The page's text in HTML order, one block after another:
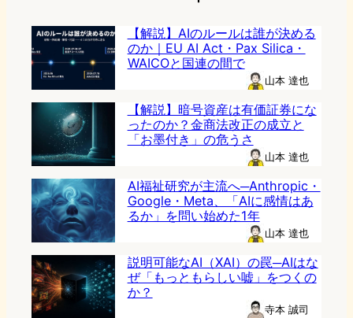
【解説】AIのルールは誰が決める
のか｜EU AI Act・Pax Silica・
WAICOと国連の間で
山本 達也
【解説】暗号資産は有価証券にな
ったのか？金商法改正の成立と
「お墨付き」の危うさ
山本 達也
AI福祉研究が主流へ─Anthropic・
Google・Meta、「AIに感情はあ
るか」を問い始めた1年
山本 達也
説明可能なAI（XAI）の罠─AIはな
ぜ「もっともらしい嘘」をつくの
か？
寺本 誠司